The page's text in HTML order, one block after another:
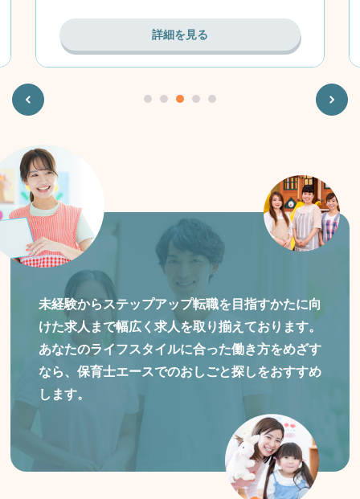
Previous
詳細を見る
Next
未経験からステップアップ転職を目指すかたに向
けた求人まで幅広く求人を取り揃えております。
あなたのライフスタイルに合った働き方をめざす
なら、保育士エースでのおしごと探しをおすすめ
します。